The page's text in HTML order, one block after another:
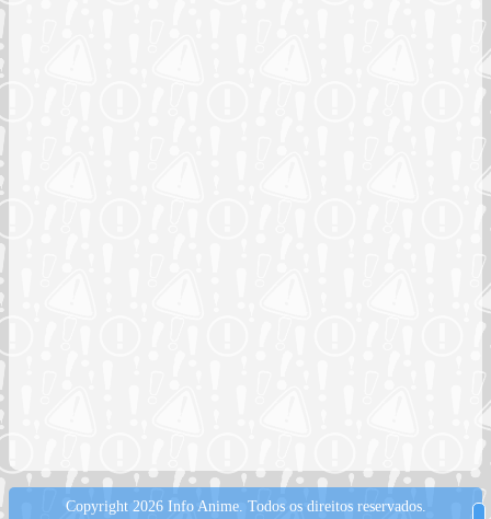
Copyright 2026 Info Anime. Todos os direitos reservados.